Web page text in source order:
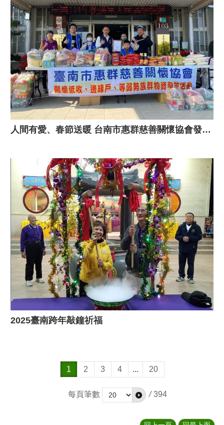
人間有愛、春節送暖 台南市惠群慈善關懷協會發放物資活動
2025臺南跨年敲鐘祈福
1 2 3 4 ... 20
每頁筆數 / 394